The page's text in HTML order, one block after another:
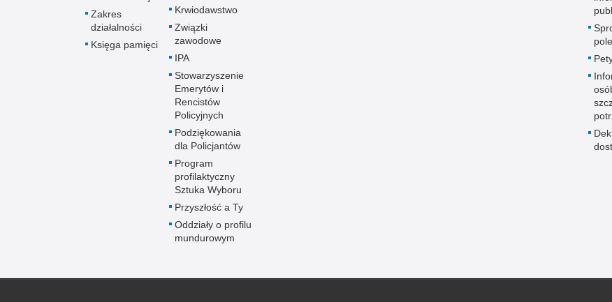
Zakres
działalności
Księga pamięci
Krwiodawstwo
Związki
zawodowe
IPA
Stowarzyszenie
Emerytów i
Rencistów
Policyjnych
Podziękowania
dla Policjantów
Program
profilaktyczny
Sztuka Wyboru
Przyszłość a Ty
Oddziały o profilu
mundurowym